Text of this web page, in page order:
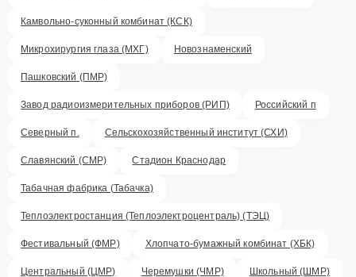
Камвольно-суконный комбинат (КСК)
Микрохирургия глаза (МХГ) Новознаменский
Пашковский (ПМР)
Завод радиоизмерительных приборов (РИП) Российский п
Северный п. Сельскохозяйственный институт (СХИ)
Славянский (СМР) Стадион Краснодар
Табачная фабрика (Табачка)
Теплоэлектростанция (Теплоэлектроцентраль) (ТЭЦ)
Фестивальный (ФМР) Хлопчато-бумажный комбинат (ХБК)
Центральный (ЦМР) Черемушки (ЧМР) Школьный (ШМР)